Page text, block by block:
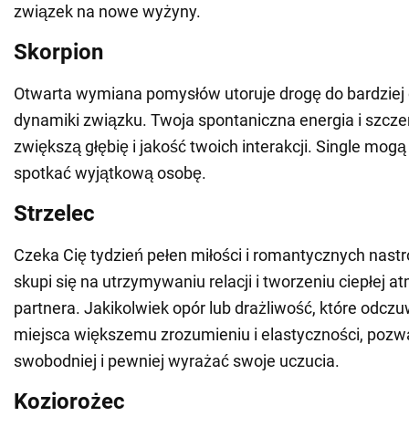
związek na nowe wyżyny.
Skorpion
Otwarta wymiana pomysłów utoruje drogę do
dynamiki związku. Twoja spontaniczna energia i
zwiększą głębię i jakość twoich interakcji. Single
spotkać wyjątkową osobę.
Strzelec
Czeka Cię tydzień pełen miłości i romantycznych
skupi się na utrzymywaniu relacji i tworzeniu ciepłej
partnera. Jakikolwiek opór lub drażliwość, które
miejsca większemu zrozumieniu i elastyczności,
swobodniej i pewniej wyrażać swoje uczucia.
Koziorożec